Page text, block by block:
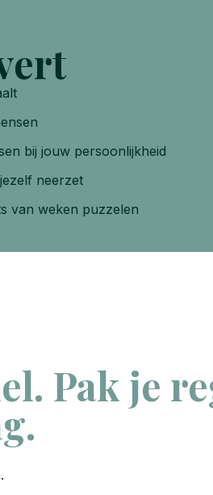
bij jouw persoonlijkheid
neerzet
van weken puzzelen
Pak je